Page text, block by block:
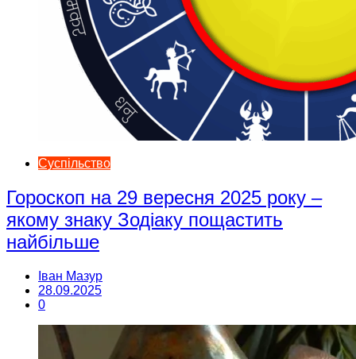
Суспільство
Гороскоп на 29 вересня 2025 року –
якому знаку Зодіаку пощастить
найбільше
Іван Мазур
28.09.2025
0